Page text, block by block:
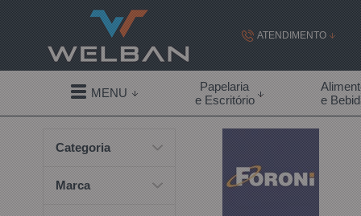
ATENDIMENTO
(19) 99855-
(19)
Segunda à sexta -
09:00h
MENU
Papelaria
e Escritório
e
Categoria
Marca